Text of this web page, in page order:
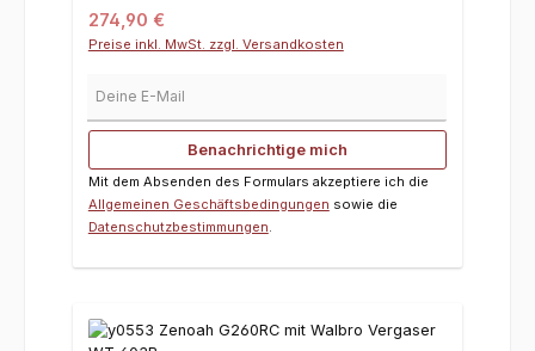
Regulärer Preis:
274,90 €
Preise inkl. MwSt. zzgl. Versandkosten
Benachrichtige mich
Mit dem Absenden des Formulars akzeptiere ich die
Allgemeinen Geschäftsbedingungen sowie die
Datenschutzbestimmungen